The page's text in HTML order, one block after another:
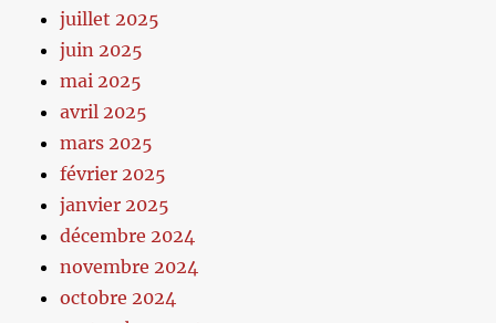
juillet 2025
juin 2025
mai 2025
avril 2025
mars 2025
février 2025
janvier 2025
décembre 2024
novembre 2024
octobre 2024